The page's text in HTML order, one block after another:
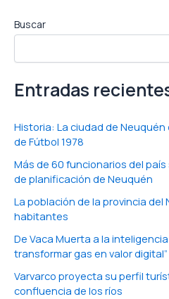
Buscar
Entradas
Historia: La ciudad de
de Fútbol 1978
Más de 60 funcionarios del
de planificación de Neuquén
La población de la provincia del
habitantes
De Vaca Muerta a la
transformar gas en valor digital”
Varvarco proyecta su perfil
confluencia de los ríos